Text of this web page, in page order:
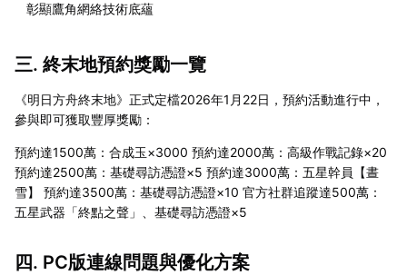
彰顯鷹角網絡技術底蘊
三. 終末地預約獎勵一覽
《明日方舟終末地》正式定檔2026年1月22日，預約活動進行中，
參與即可獲取豐厚獎勵：
預約達1500萬：合成玉×3000 預約達2000萬：高級作戰記錄×20
預約達2500萬：基礎尋訪憑證×5 預約達3000萬：五星幹員【晝
雪】 預約達3500萬：基礎尋訪憑證×10 官方社群追蹤達500萬：
五星武器「終點之聲」、基礎尋訪憑證×5
四. PC版連線問題與優化方案